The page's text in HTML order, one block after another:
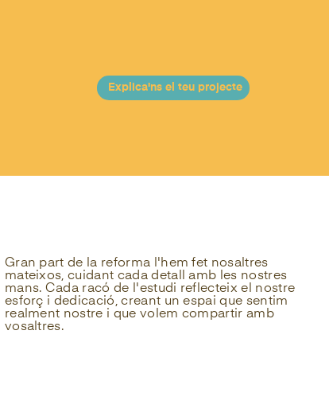
Explica'ns el teu projecte
Gran part de la reforma l'hem fet nosaltres
mateixos, cuidant cada detall amb les nostres
mans. Cada racó de l'estudi reflecteix el nostre
esforç i dedicació, creant un espai que sentim
realment nostre i que volem compartir amb
vosaltres.